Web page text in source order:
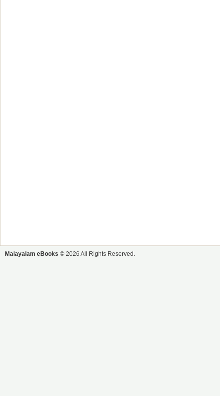
Malayalam eBooks © 2026 All Rights Reserved.